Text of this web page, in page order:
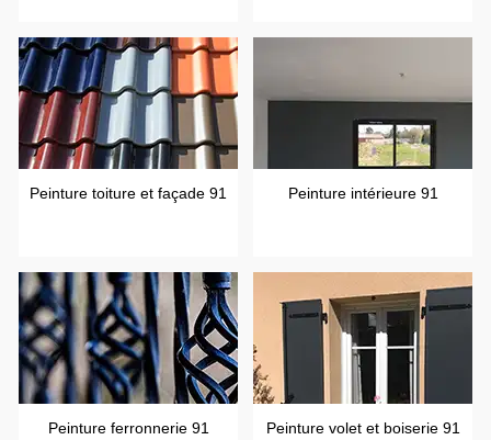
Peinture toiture et façade 91 Peinture intérieure 91
Peinture ferronnerie 91 Peinture volet et boiserie 91